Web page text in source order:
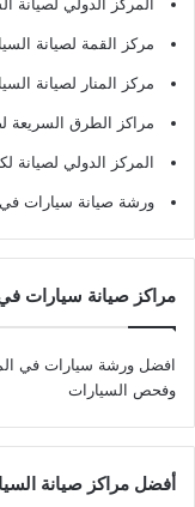
مركز القمة لصيانة
مركز المنار لصيانة
مراكز الطرق السريعة
المركز الدولي
ورشة صيانة سيارات
مراكز صيانة سيارات في
افضل ورشة سيارات في
وفحص السيارات
أفضل مراكز صيانة